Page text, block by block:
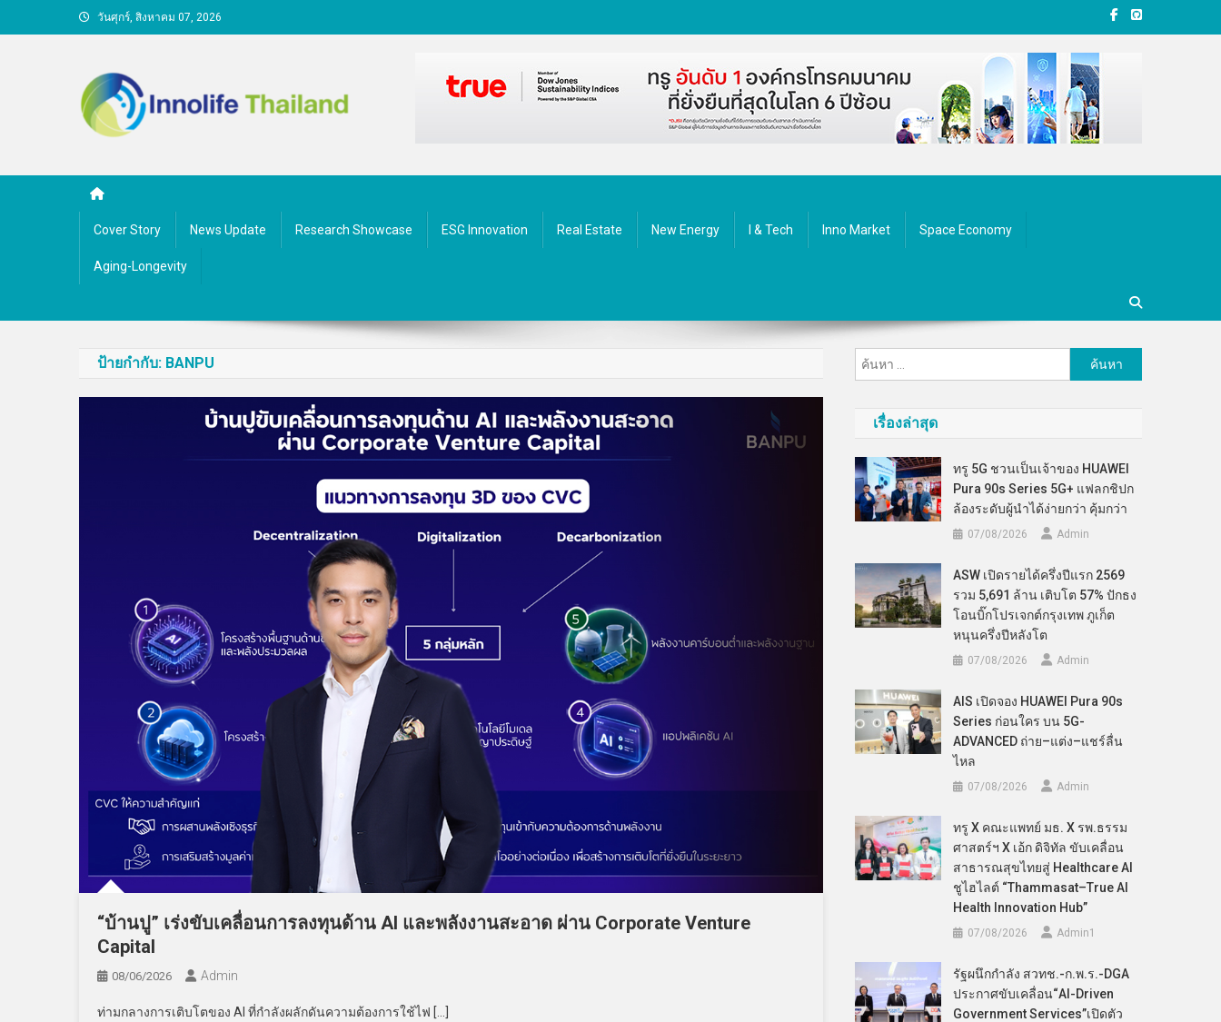
to
วันศุกร์, สิงหาคม 07, 2026
Cover Story News Update Research Showcase ESG Innovation Real Estate New Energy I & Tech Inno Market Space Economy
Aging-Longevity
ป้ายกำกับ: BANPU
“บ้านปู” เร่งขับเคลื่อนการลงทุนด้าน AI และพลังงานสะอาด ผ่าน Corporate Venture
Capital
08/06/2026 Admin
ท่ามกลางการเติบโตของ AI ที่กำลังผลักดันความต้องการใช้ไฟ […]
ค้นหา
สำหรับ:
เรื่องล่าสุด
ทรู 5G ชวนเป็นเจ้าของ HUAWEI
Pura 90s Series 5G+ แฟลกชิปก
ล้องระดับผู้นำได้ง่ายกว่า คุ้มกว่า
07/08/2026 Admin
ASW เปิดรายได้ครึ่งปีแรก 2569
รวม 5,691 ล้าน เติบโต 57% ปักธง
โอนบิ๊กโปรเจกต์กรุงเทพ ภูเก็ต
หนุนครึ่งปีหลังโต
07/08/2026 Admin
AIS เปิดจอง HUAWEI Pura 90s
Series ก่อนใคร บน 5G-
ADVANCED ถ่าย–แต่ง–แชร์ลื่น
ไหล
07/08/2026 Admin
ทรู X คณะแพทย์ มธ. X รพ.ธรรม
ศาสตร์ฯ X เอ้ก ดิจิทัล ขับเคลื่อน
สาธารณสุขไทยสู่ Healthcare AI
ชูไฮไลต์ “Thammasat–True AI
Health Innovation Hub”
07/08/2026 Admin​1
รัฐผนึกกำลัง สวทช.-ก.พ.ร.-DGA
ประกาศขับเคลื่อน“AI-Driven
Government Services”เปิดตัว